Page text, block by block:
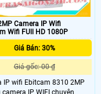
Camera IP Wifi
Ebitcam Wifi FUll HD 1080P
Giá Bán: 30%
Giá gốc: 00 ₫
IP wifi Ebitcam 8310 2MP
camera IP WIFI chuyên